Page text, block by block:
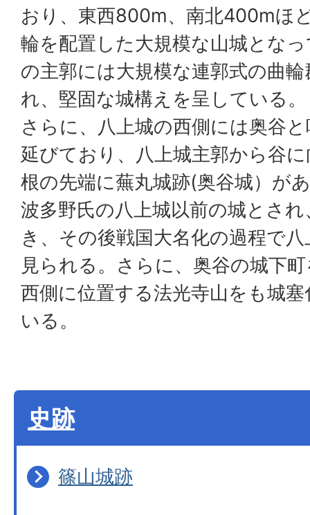
おり、東西800m、南北400mほ
輪を配置した大規模な山城とな
の主郭には大規模な連郭式の曲
れ、堅固な城構えを呈している。
さらに、八上城の西側には奥谷
延びており、八上城主郭から谷
根の先端に蕪丸城跡(奥谷城）が
波多野氏の八上城以前の城とさ
き、その後戦国大名化の過程で
見られる。さらに、奥谷の城下
西側に位置する法光寺山をも城
いる。
史跡
篠山城跡